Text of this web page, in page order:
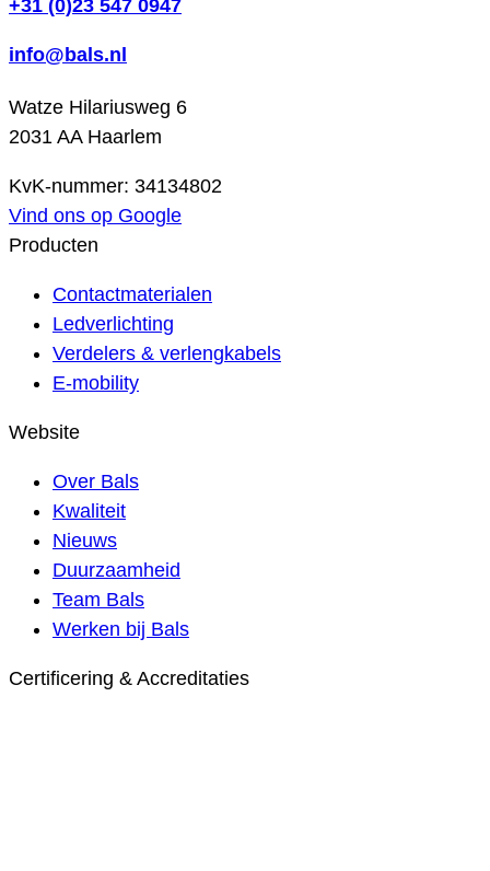
+31 (0)23 547 0947
info@bals.nl
Watze Hilariusweg 6
2031 AA Haarlem
KvK-nummer: 34134802
Vind ons op Google
Producten
Contactmaterialen
Ledverlichting
Verdelers & verlengkabels
E-mobility
Website
Over Bals
Kwaliteit
Nieuws
Duurzaamheid
Team Bals
Werken bij Bals
Certificering & Accreditaties